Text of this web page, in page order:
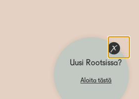
Uusi Rootsissa?
Aloita tästä